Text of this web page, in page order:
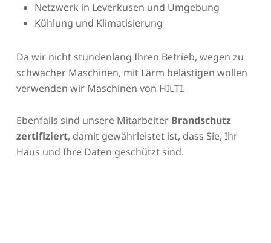
Netzwerk in Leverkusen und Umgebung
Kühlung und Klimatisierung
Da wir nicht stundenlang Ihren Betrieb, wegen zu
schwacher Maschinen, mit Lärm belästigen wollen
verwenden wir Maschinen von HILTI.
Ebenfalls sind unsere Mitarbeiter Brandschutz
zertifiziert, damit gewährleistet ist, dass Sie, Ihr
Haus und Ihre Daten geschützt sind.